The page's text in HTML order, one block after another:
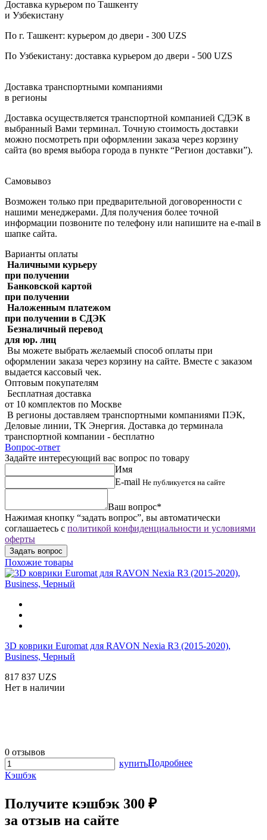
Доставка курьером по Ташкенту
и Узбекистану
По г. Ташкент: курьером до двери - 300 UZS
По Узбекистану: доставка курьером до двери - 500 UZS
Доставка транспортными компаниями
в регионы
Доставка осуществляется транспортной компанией СДЭК в
выбранный Вами терминал. Точную стоимость доставки
можно посмотреть при оформлении заказа через корзину
сайта (во время выбора города в пункте “Регион доставки”).
Самовывоз
Возможен только при предварительной договоренности с
нашими менеджерами. Для получения более точной
информации позвоните по телефону или напишите на e-mail в
шапке сайта.
Варианты оплаты
Наличными курьеру
при получении
Банковской картой
при получении
Наложенным платежом
при получении в СДЭК
Безналичный перевод
для юр. лиц
Вы можете выбрать желаемый способ оплаты при
оформлении заказа через корзину на сайте. Вместе с заказом
выдается кассовый чек.
Оптовым покупателям
Бесплатная доставка
от 10 комплектов по Москве
В регионы доставляем транспортными компаниями ПЭК,
Деловые линии, ТК Энергия. Доставка до терминала
транспортной компании - бесплатно
Вопрос-ответ
Задайте интересующий вас вопрос по товару
Имя
E-mail Не публикуется на сайте
Ваш вопрос*
Нажимая кнопку “задать вопрос”, вы автоматически
соглашаетесь с политикой конфиденциальности и условиями
оферты
Похожие товары
3D коврики Euromat для RAVON Nexia R3 (2015-2020),
Business, Черный
817 837 UZS
Нет в наличии
0 отзывов
купитьПодробнее
Кэшбэк
Получите кэшбэк 300 ₽
за отзыв на сайте